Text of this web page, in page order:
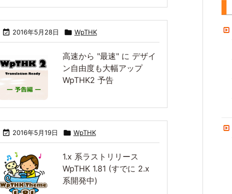
 2016年5月28日  WpTHK
高速から "最速" に デザイ
ン自由度も大幅アップ
WpTHK2 予告
 2016年5月19日  WpTHK
1.x 系ラストリリース
WpTHK 1.81 (すでに 2.x
系開発中)